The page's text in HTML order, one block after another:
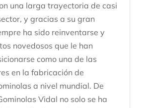
una larga trayectoria de casi
y gracias a su gran
ha sido reinventarse y
novedosos que le han
como una de las
en la fabricación de
a nivel mundial. De
Vidal no solo se ha